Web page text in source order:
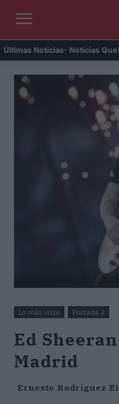
Últimas Noticias- Noticias
el festival de cerveza
Lo más visto Portada 2
Ed
Madrid
Ernesto Rodríguez